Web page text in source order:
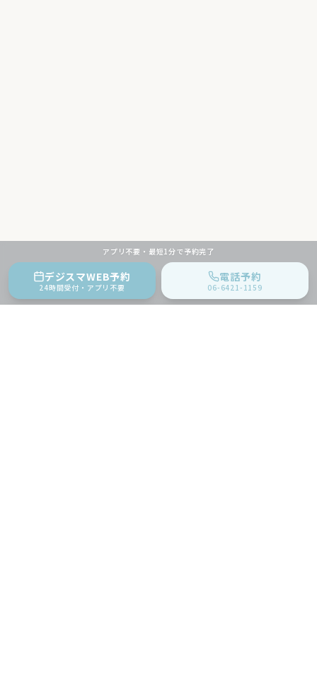
アプリ不要・最短1分で予約完了
デジスマWEB予約
24時間受付・アプリ不要
電話予約
06-6421-1159